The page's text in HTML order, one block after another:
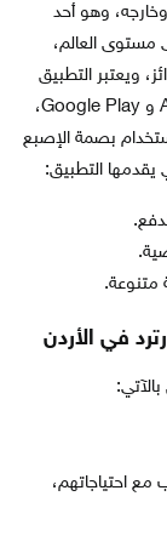
وهو أحد
العالم،
2017 على عدة جوائز، ويعتبر التطبيق
سهل الاستخدام، وهو متاح على كل من App Store و Google Play،
بصمة الإصبع
التطبيق:
متنوعة.
في الأردن
احتياجاتهم،